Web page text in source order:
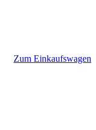
Zum Einkaufswagen